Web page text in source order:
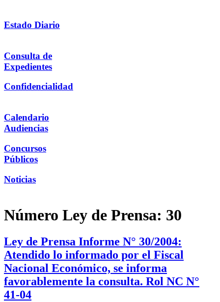
Estado Diario
Consulta de
Expedientes
Confidencialidad
Calendario
Audiencias
Concursos
Públicos
Noticias
Número Ley de Prensa: 30
Ley de Prensa Informe N° 30/2004:
Atendido lo informado por el Fiscal
Nacional Económico, se informa
favorablemente la consulta. Rol NC N°
41-04